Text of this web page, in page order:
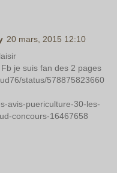
20 mars, 2015 12:10
je suis fan des 2 pages
status/578875823660
avis-puericulture-30-les-
concours-16467658